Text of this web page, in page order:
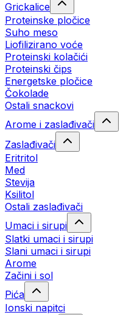
Grickalice
Proteinske pločice
Suho meso
Liofilizirano voće
Proteinski kolačići
Proteinski čips
Energetske pločice
Čokolade
Ostali snackovi
Arome i zaslađivači
Zaslađivači
Eritritol
Med
Stevija
Ksilitol
Ostali zaslađivači
Umaci i sirupi
Slatki umaci i sirupi
Slani umaci i sirupi
Arome
Začini i sol
Pića
Ionski napitci